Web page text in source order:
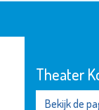
Theater
Bekijk de